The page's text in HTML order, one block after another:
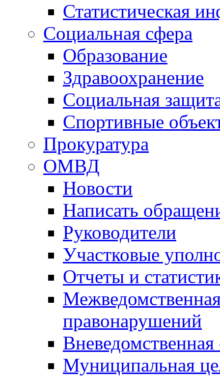
Статистическая
Социальная сфера
Образование
Здравоохранение
Социальная
Спортивные
Прокуратура
ОМВД
Новости
Написать
Руководители
Участковые
Отчеты и
правонарушений
Вневедомственная
Муниципальная